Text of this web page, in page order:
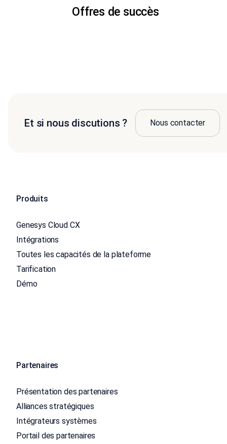
Offres de succès
Et si nous discutions ? Nous contacter
Produits
Genesys Cloud CX
Intégrations
Toutes les capacités de la plateforme
Tarification
Démo
Partenaires
Présentation des partenaires
Alliances stratégiques
Intégrateurs systèmes
Portail des partenaires